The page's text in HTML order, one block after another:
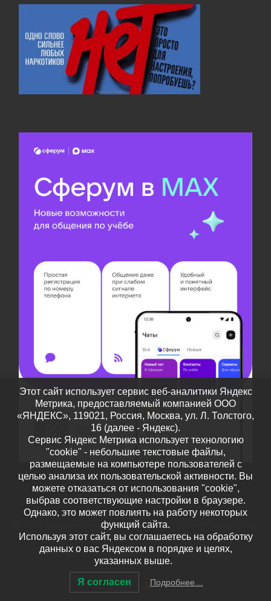
Дополнительное образование детей Тамбовской
области– Все права защищены
Работает наWP – Разработан вТема Customizr
Этот сайт использует сервис веб-аналитики Яндекс
Метрика, предоставляемый компанией ООО
«ЯНДЕКС», 119021, Россия, Москва, ул. Л. Толстого,
16 (далее - Яндекс).
Сервис Яндекс Метрика использует технологию
"cookie" - небольшие текстовые файлы,
размещаемые на компьютере пользователей с
целью анализа их пользовательской активности. Вы
можете отказаться от использования "cookie",
выбрав соответствующие настройки в браузере.
Однако, это может повлиять на работу некоторых
функций сайта.
Используя этот сайт, вы соглашаетесь на обработку
данных о вас Яндексом в порядке и целях,
указанных выше.
Я согласен Подробнее…